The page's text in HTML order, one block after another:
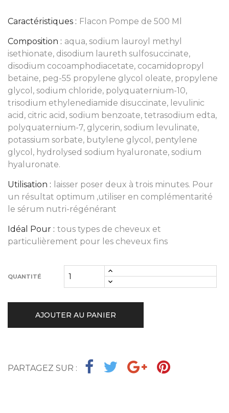
Caractéristiques : Flacon Pompe de 500 Ml
Composition : aqua, sodium lauroyl methyl
isethionate, disodium laureth sulfosuccinate,
disodium cocoamphodiacetate, cocamidopropyl
betaine, peg-55 propylene glycol oleate, propylene
glycol, sodium chloride, polyquaternium-10,
trisodium ethylenediamide disuccinate, levulinic
acid, citric acid, sodium benzoate, tetrasodium edta,
polyquaternium-7, glycerin, sodium levulinate,
potassium sorbate, butylene glycol, pentylene
glycol, hydrolysed sodium hyaluronate, sodium
hyaluronate.
Utilisation :
laisser poser deux à trois minutes. Pour
un résultat optimum ,utiliser en complémentarité
le sérum nutri-régénérant
Idéal Pour : tous types de cheveux et
particulièrement pour les cheveux fins
QUANTITÉ
AJOUTER AU PANIER
PARTAGEZ SUR :